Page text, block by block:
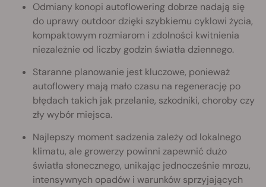
Odmiany konopi autoflowering dobrze nadają się
do uprawy outdoor dzięki szybkiemu cyklowi życia,
kompaktowym rozmiarom i zdolności kwitnienia
niezależnie od liczby godzin światła dziennego.
Staranne planowanie jest kluczowe, ponieważ
autoflowery mają mało czasu na regenerację po
błędach takich jak przelanie, szkodniki, choroby czy
zły wybór miejsca.
Najlepszy moment sadzenia zależy od lokalnego
klimatu, ale growerzy powinni zapewnić dużo
światła słonecznego, unikając jednocześnie mrozu,
intensywnych opadów i warunków sprzyjających